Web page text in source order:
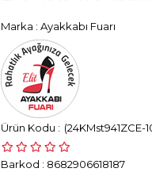
Marka : Ayakkabı Fuarı
(24KMst941ZCE-
Barkod : 8682906618187